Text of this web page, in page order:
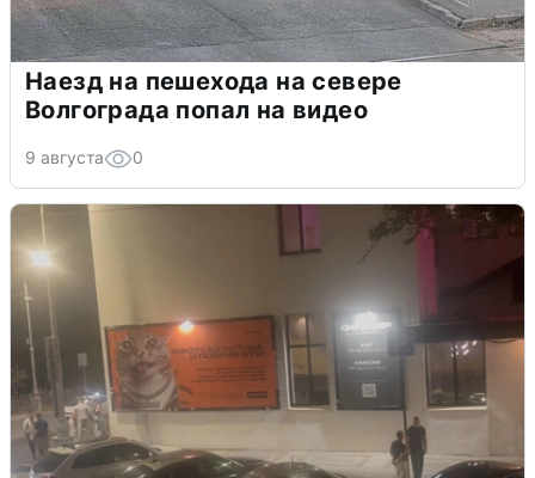
Наезд на пешехода на севере
Волгограда попал на видео
9 августа 0